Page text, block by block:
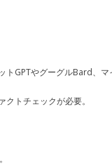
トGPTやグーグルBard、
クトチェックが必要。